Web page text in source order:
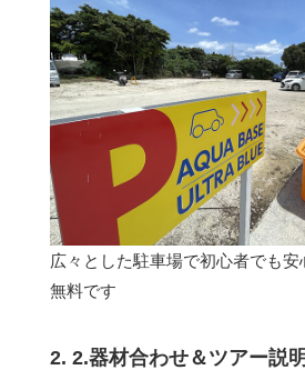
広々とした駐車場で初心者でも
無料です
2. 2.器材合わせ＆ツアー説